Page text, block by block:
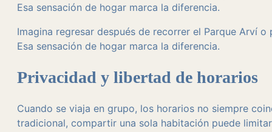
Esa sensación de hogar marca la diferencia.
Imagina regresar después de recorrer el Parque Arví
Esa sensación de hogar marca la diferencia.
Privacidad y libertad de horarios
Cuando se viaja en grupo, los horarios no siempre
tradicional, compartir una sola habitación puede